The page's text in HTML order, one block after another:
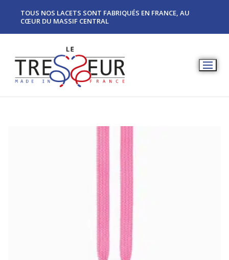
TOUS NOS LACETS SONT FABRIQUÉS EN FRANCE, AU
CŒUR DU MASSIF CENTRAL